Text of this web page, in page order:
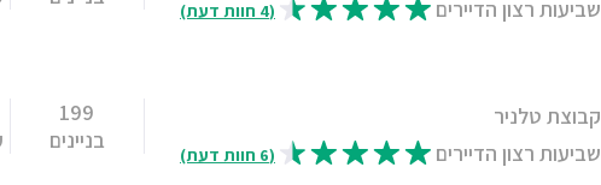
שביעות רצון הדיירים
(4 חוות דעת)
קבוצת טלניר
שביעות רצון הדיירים
(6 חוות דעת)
199
בניינים